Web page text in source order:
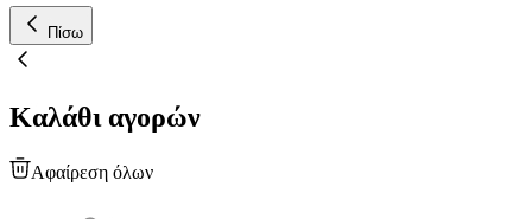
Πίσω
Καλάθι αγορών
Αφαίρεση όλων